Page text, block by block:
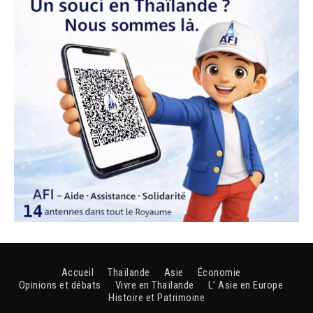
Accueil Thaïlande Asie
Économie
Opinions et débats
Vivre en Thaïlande
L’ Asie en Europe
Histoire et Patrimoine